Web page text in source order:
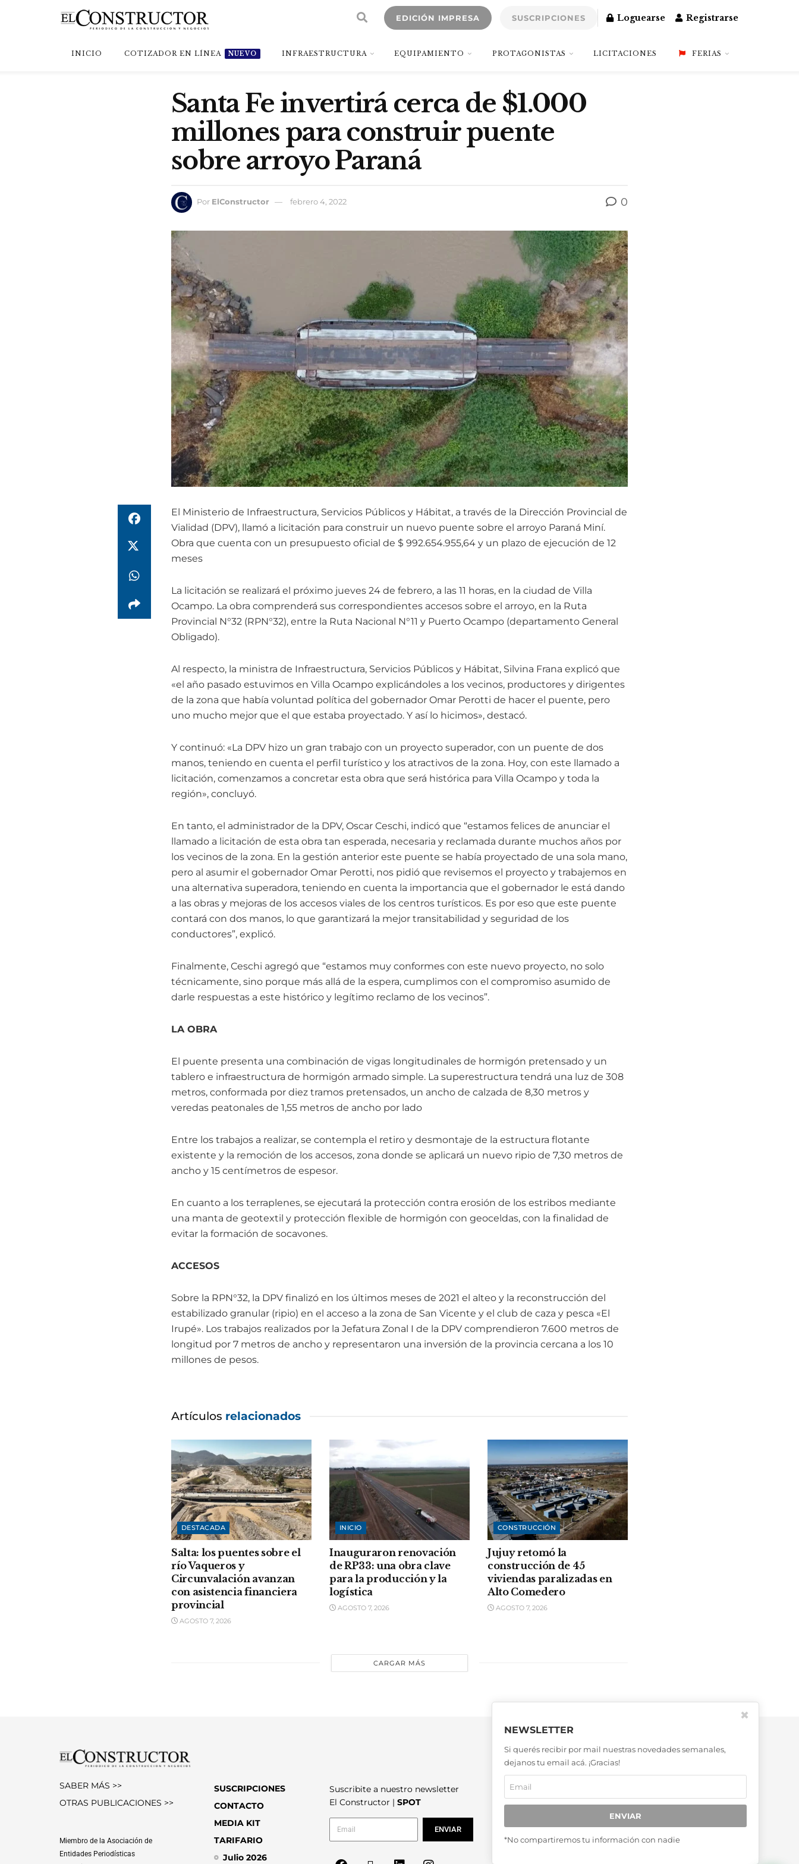
EDICIÓN IMPRESA SUSCRIPCIONES Loguearse Registrarse
INICIO COTIZADOR EN LÍNEA NUEVO INFRAESTRUCTURA EQUIPAMIENTO PROTAGONISTAS LICITACIONES FERIAS
Santa Fe invertirá cerca de $1.000
millones para construir puente
sobre arroyo Paraná
Por ElConstructor febrero 4, 2022 0
El Ministerio de Infraestructura, Servicios Públicos y Hábitat, a través de la Dirección Provincial de
Vialidad (DPV), llamó a licitación para construir un nuevo puente sobre el arroyo Paraná Miní.
Obra que cuenta con un presupuesto oficial de $ 992.654.955,64 y un plazo de ejecución de 12
meses
La licitación se realizará el próximo jueves 24 de febrero, a las 11 horas, en la ciudad de Villa
Ocampo. La obra comprenderá sus correspondientes accesos sobre el arroyo, en la Ruta
Provincial N°32 (RPN°32), entre la Ruta Nacional N°11 y Puerto Ocampo (departamento General
Obligado).
Al respecto, la ministra de Infraestructura, Servicios Públicos y Hábitat, Silvina Frana explicó que
«el año pasado estuvimos en Villa Ocampo explicándoles a los vecinos, productores y dirigentes
de la zona que había voluntad política del gobernador Omar Perotti de hacer el puente, pero
uno mucho mejor que el que estaba proyectado. Y así lo hicimos», destacó.
Y continuó: «La DPV hizo un gran trabajo con un proyecto superador, con un puente de dos
manos, teniendo en cuenta el perfil turístico y los atractivos de la zona. Hoy, con este llamado a
licitación, comenzamos a concretar esta obra que será histórica para Villa Ocampo y toda la
región», concluyó.
En tanto, el administrador de la DPV, Oscar Ceschi, indicó que “estamos felices de anunciar el
llamado a licitación de esta obra tan esperada, necesaria y reclamada durante muchos años por
los vecinos de la zona. En la gestión anterior este puente se había proyectado de una sola mano,
pero al asumir el gobernador Omar Perotti, nos pidió que revisemos el proyecto y trabajemos en
una alternativa superadora, teniendo en cuenta la importancia que el gobernador le está dando
a las obras y mejoras de los accesos viales de los centros turísticos. Es por eso que este puente
contará con dos manos, lo que garantizará la mejor transitabilidad y seguridad de los
conductores”, explicó.
Finalmente, Ceschi agregó que “estamos muy conformes con este nuevo proyecto, no solo
técnicamente, sino porque más allá de la espera, cumplimos con el compromiso asumido de
darle respuestas a este histórico y legítimo reclamo de los vecinos”.
LA OBRA
El puente presenta una combinación de vigas longitudinales de hormigón pretensado y un
tablero e infraestructura de hormigón armado simple. La superestructura tendrá una luz de 308
metros, conformada por diez tramos pretensados, un ancho de calzada de 8,30 metros y
veredas peatonales de 1,55 metros de ancho por lado
Entre los trabajos a realizar, se contempla el retiro y desmontaje de la estructura flotante
existente y la remoción de los accesos, zona donde se aplicará un nuevo ripio de 7,30 metros de
ancho y 15 centímetros de espesor.
En cuanto a los terraplenes, se ejecutará la protección contra erosión de los estribos mediante
una manta de geotextil y protección flexible de hormigón con geoceldas, con la finalidad de
evitar la formación de socavones.
ACCESOS
Sobre la RPN°32, la DPV finalizó en los últimos meses de 2021 el alteo y la reconstrucción del
estabilizado granular (ripio) en el acceso a la zona de San Vicente y el club de caza y pesca «El
Irupé». Los trabajos realizados por la Jefatura Zonal I de la DPV comprendieron 7.600 metros de
longitud por 7 metros de ancho y representaron una inversión de la provincia cercana a los 10
millones de pesos.
Artículos relacionados
DESTACADA
Salta: los puentes sobre el
río Vaqueros y
Circunvalación avanzan
con asistencia financiera
provincial
AGOSTO 7, 2026
INICIO
Inauguraron renovación
de RP33: una obra clave
para la producción y la
logística
AGOSTO 7, 2026
CONSTRUCCIÓN
Jujuy retomó la
construcción de 45
viviendas paralizadas en
Alto Comedero
AGOSTO 7, 2026
CARGAR MÁS
SABER MÁS >>
OTRAS PUBLICACIONES >>
Miembro de la Asociación de
Entidades Periodísticas
SUSCRIPCIONES
CONTACTO
MEDIA KIT
TARIFARIO
Julio 2026
Suscribite a nuestro newsletter
El Constructor | SPOT
ENVIAR
NEWSLETTER
Si querés recibir por mail nuestras novedades semanales,
dejanos tu email acá. ¡Gracias!
ENVIAR
*No compartiremos tu información con nadie
✖